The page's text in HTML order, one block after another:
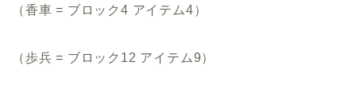
（香車 = ブロック4 アイテム4）
（歩兵 = ブロック12 アイテム9）